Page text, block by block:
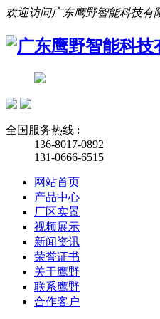
欢迎访问广东鹰野智能科技有
全国服务热线 :
136-8017-0892
131-0666-6515
网站首页
产品中心
厂区实景
视频展示
新闻资讯
荣誉证书
关于鹰野
联系鹰野
合作客户